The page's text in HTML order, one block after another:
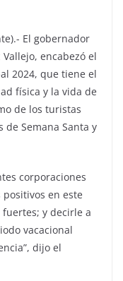
El gobernador
Vallejo, encabezó el
2024, que tiene el
física y la vida de
de los turistas
de Semana Santa y
corporaciones
en este
y decirle a
vacacional
dijo el